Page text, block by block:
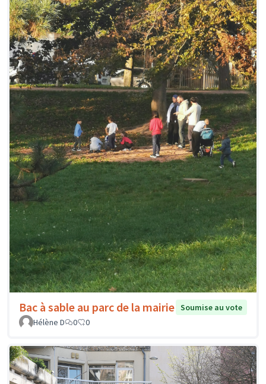
Bac à sable au parc de la mairie Soumise au vote
Hélène D
0 0